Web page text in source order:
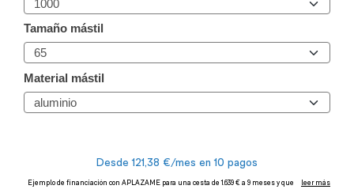
Tamaño mástil
Material mástil